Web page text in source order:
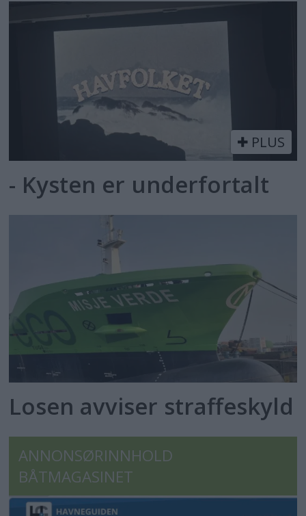
PLUS
- Kysten er underfortalt
Losen avviser straffeskyld
ANNONSØRINNHOLD
BÅTMAGASINET